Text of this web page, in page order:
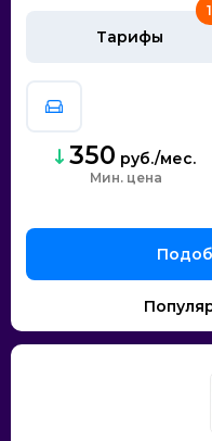
Тарифы
350 руб./мес.
Мин. цена